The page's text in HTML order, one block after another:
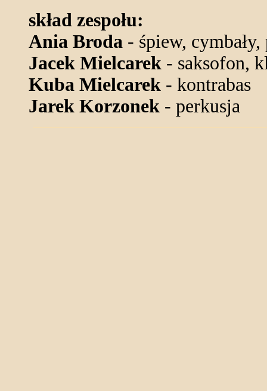
skład zespołu:
Ania Broda - śpiew,
Jacek Mielcarek - saksofon,
Kuba Mielcarek - kontrabas
Jarek Korzonek - perkusja